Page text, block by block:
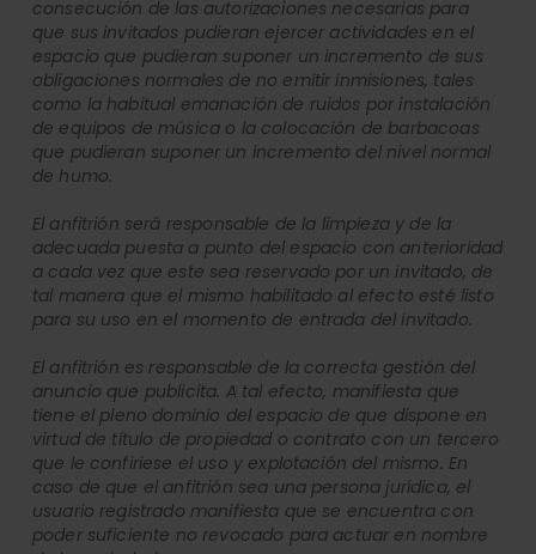
consecución de las autorizaciones necesarias para
que sus invitados pudieran ejercer actividades en el
espacio que pudieran suponer un incremento de sus
obligaciones normales de no emitir inmisiones, tales
como la habitual emanación de ruidos por instalación
de equipos de música o la colocación de barbacoas
que pudieran suponer un incremento del nivel normal
de humo.
El anfitrión será responsable de la limpieza y de la
adecuada puesta a punto del espacio con anterioridad
a cada vez que este sea reservado por un invitado, de
tal manera que el mismo habilitado al efecto esté listo
para su uso en el momento de entrada del invitado.
El anfitrión es responsable de la correcta gestión del
anuncio que publicita. A tal efecto, manifiesta que
tiene el pleno dominio del espacio de que dispone en
virtud de título de propiedad o contrato con un tercero
que le confiriese el uso y explotación del mismo. En
caso de que el anfitrión sea una persona jurídica, el
usuario registrado manifiesta que se encuentra con
poder suficiente no revocado para actuar en nombre